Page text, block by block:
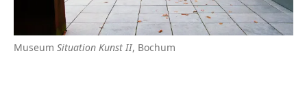
Museum Situation Kunst II, Bochum